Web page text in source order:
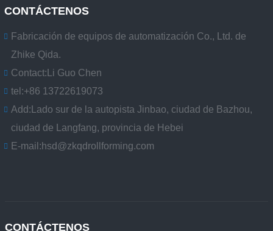
CONTÁCTENOS
Fabricación de equipos de automatización Co., Ltd. de
Zhike Qida.
Contact: Li Guo Chen
tel:+86 13722619073
Add: Lado sur de la autopista Jinbao, ciudad de Bazhou,
ciudad de Langfang, provincia de Hebei
E-mail: hsd@zkqdrollforming.com
CONTÁCTENOS